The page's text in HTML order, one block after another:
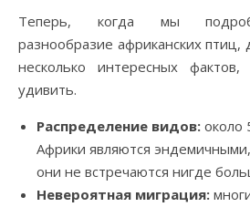
Теперь, когда мы
разнообразие африканских птиц,
несколько интересных
удивить.
Распределение видов: около
Африки являются
они не встречаются нигде
Невероятная миграция: